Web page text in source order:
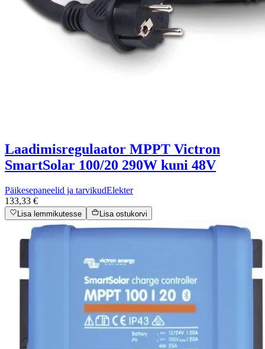
Laadimisregulaator MPPT Victron
SmartSolar 100/20 290W kuni 48V
Päikesepaneelid ja tarvikudElekter
133,33 €
Lisa lemmikutesse Lisa ostukorvi